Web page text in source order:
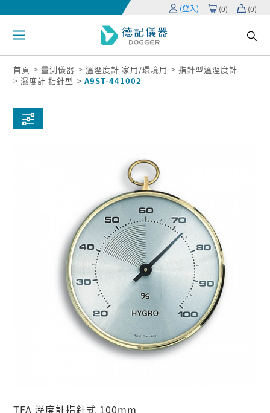
(登入) (0) (0)
首頁 量測儀器 溫溼度計 家用/環境用
指針型溫溼度計
濕度計 指針型
A9ST-441002
TFA 溼度計指針式 100mm